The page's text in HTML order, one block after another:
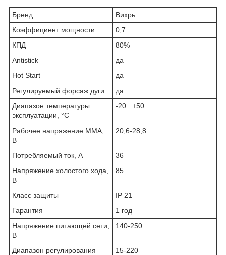
Бренд
Вихрь
Коэффициент мощности
0,7
КПД
80%
Antistick
да
Hot Start
да
Регулируемый форсаж дуги
да
Диапазон температуры
эксплуатации, °С
-20...+50
Рабочее напряжение ММА,
В
20,6-28,8
Потребляемый ток, А
36
Напряжение холостого хода,
В
85
Класс защиты
IP 21
Гарантия
1 год
Напряжение питающей сети,
В
140-250
Диапазон регулирования
15-220